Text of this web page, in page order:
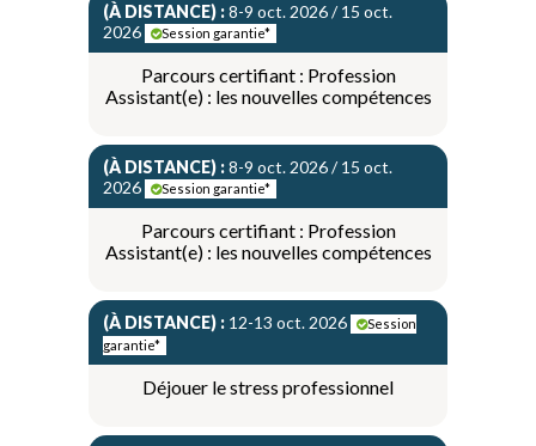
(À DISTANCE) :8-9 oct. 2026 / 15 oct.
2026
Session garantie*
Parcours certifiant : Profession
Assistant(e) : les nouvelles compétences
(À DISTANCE) :8-9 oct. 2026 / 15 oct.
2026
Session garantie*
Parcours certifiant : Profession
Assistant(e) : les nouvelles compétences
(À DISTANCE) : 12-13 oct. 2026
Session
garantie*
Déjouer le stress professionnel